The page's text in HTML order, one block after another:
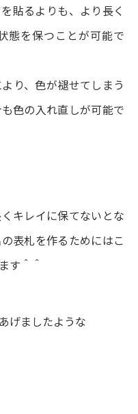
貼るよりも、より長く
態を保つことが可能で
り、色が褪せてしまう
色の入れ直しが可能で
キレイに保てないとな
表札を作るためにはこ
す＾＾
げましたような